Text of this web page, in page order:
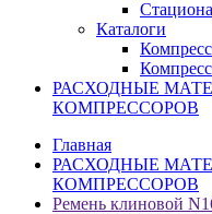
Каталоги
РАСХОДНЫЕ
КОМПРЕССОРОВ
Главная
РАСХОДНЫЕ
КОМПРЕССОРОВ
Ремень клиновой